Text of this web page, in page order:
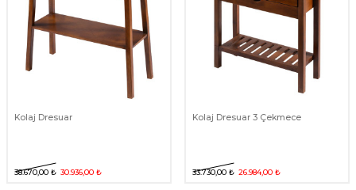
Kolaj Dresuar
38.670,00 ₺ 30.936,00 ₺
Kolaj Dresuar 3 Çekmece
33.730,00 ₺ 26.984,00 ₺